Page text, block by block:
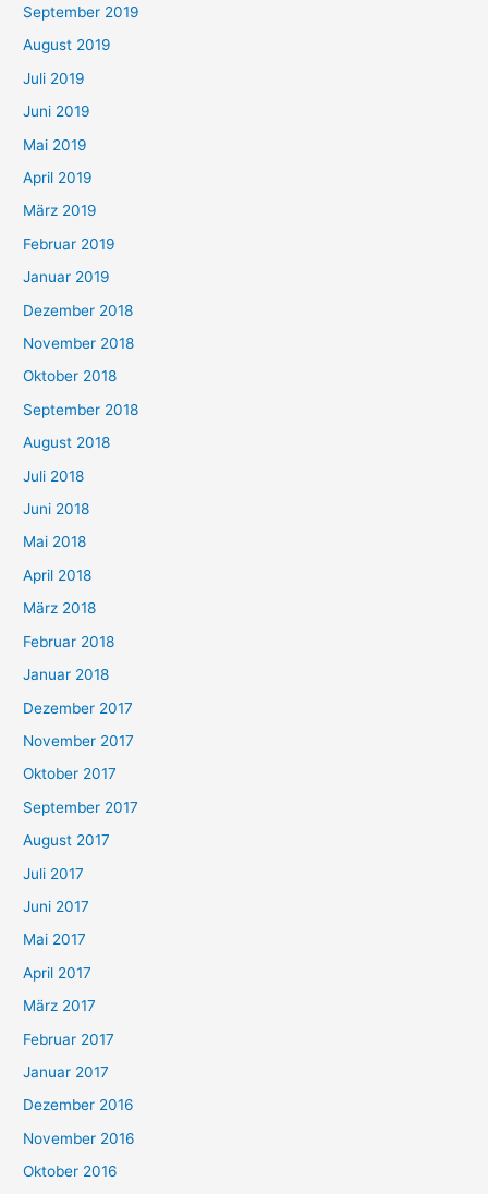
September 2019
August 2019
Juli 2019
Juni 2019
Mai 2019
April 2019
März 2019
Februar 2019
Januar 2019
Dezember 2018
November 2018
Oktober 2018
September 2018
August 2018
Juli 2018
Juni 2018
Mai 2018
April 2018
März 2018
Februar 2018
Januar 2018
Dezember 2017
November 2017
Oktober 2017
September 2017
August 2017
Juli 2017
Juni 2017
Mai 2017
April 2017
März 2017
Februar 2017
Januar 2017
Dezember 2016
November 2016
Oktober 2016